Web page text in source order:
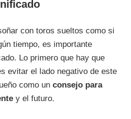
con toros sueltos como si
tiempo, es importante
Lo primero que hay que
evitar el lado negativo de este
como un consejo para
y el futuro.